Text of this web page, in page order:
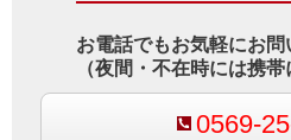
お電話でもお気軽にお問
（夜間・不在時には携帯
0569-